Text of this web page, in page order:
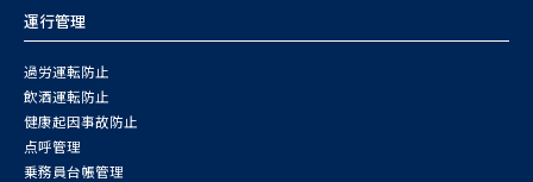
運行管理
過労運転防止
飲酒運転防止
健康起因事故防止
点呼管理
乗務員台帳管理